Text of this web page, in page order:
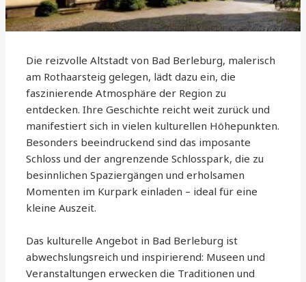
Die reizvolle Altstadt von Bad Berleburg, malerisch
am Rothaarsteig gelegen, lädt dazu ein, die
faszinierende Atmosphäre der Region zu
entdecken. Ihre Geschichte reicht weit zurück und
manifestiert sich in vielen kulturellen Höhepunkten.
Besonders beeindruckend sind das imposante
Schloss und der angrenzende Schlosspark, die zu
besinnlichen Spaziergängen und erholsamen
Momenten im Kurpark einladen – ideal für eine
kleine Auszeit.
Das kulturelle Angebot in Bad Berleburg ist
abwechslungsreich und inspirierend: Museen und
Veranstaltungen erwecken die Traditionen und